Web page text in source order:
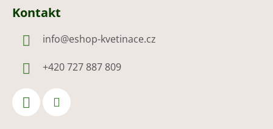
Kontakt
info@eshop-kvetinace.cz
+420 727 887 809